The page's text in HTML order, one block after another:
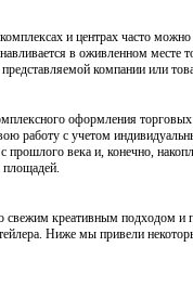
и центрах часто
в оживленном месте
компании или
оформления
работу с учетом
прошлого века и, конечно,
свежим креативным подходом
Ниже мы привели